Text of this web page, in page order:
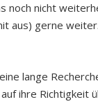
noch nicht
aus) gerne weiter.
lange
ihre Richtigkeit